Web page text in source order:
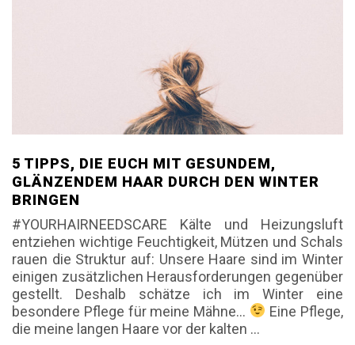
5 TIPPS, DIE EUCH MIT GESUNDEM,
GLÄNZENDEM HAAR DURCH DEN WINTER
BRINGEN
#YOURHAIRNEEDSCARE Kälte und Heizungsluft
entziehen wichtige Feuchtigkeit, Mützen und Schals
rauen die Struktur auf: Unsere Haare sind im Winter
einigen zusätzlichen Herausforderungen gegenüber
gestellt. Deshalb schätze ich im Winter eine
besondere Pflege für meine Mähne…
Eine Pflege,
die meine langen Haare vor der kalten …